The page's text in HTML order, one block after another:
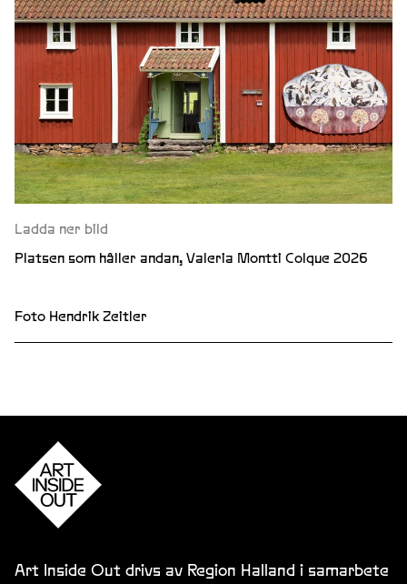
Ladda ner bild
Platsen som håller andan, Valeria Montti Colque 2026
Foto Hendrik Zeitler
Art Inside Out drivs av Region Halland i samarbete